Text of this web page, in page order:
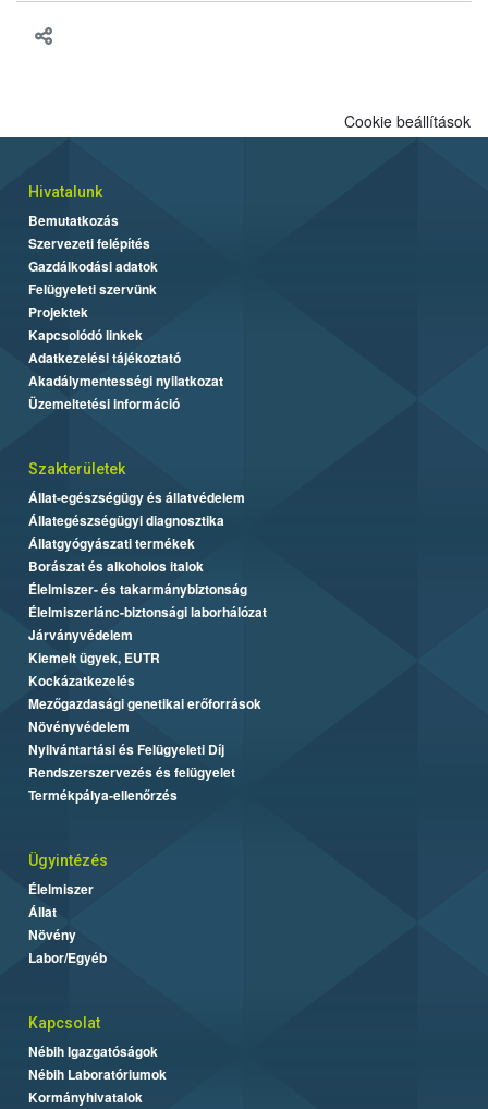
Cookie beállítások
Hivatalunk
Bemutatkozás
Szervezeti felépítés
Gazdálkodási adatok
Felügyeleti szervünk
Projektek
Kapcsolódó linkek
Adatkezelési tájékoztató
Akadálymentességi nyilatkozat
Üzemeltetési információ
Szakterületek
Állat-egészségügy és állatvédelem
Állategészségügyi diagnosztika
Állatgyógyászati termékek
Borászat és alkoholos italok
Élelmiszer- és takarmánybiztonság
Élelmiszerlánc-biztonsági laborhálózat
Járványvédelem
Kiemelt ügyek, EUTR
Kockázatkezelés
Mezőgazdasági genetikai erőforrások
Növényvédelem
Nyilvántartási és Felügyeleti Díj
Rendszerszervezés és felügyelet
Termékpálya-ellenőrzés
Ügyintézés
Élelmiszer
Állat
Növény
Labor/Egyéb
Kapcsolat
Nébih Igazgatóságok
Nébih Laboratóriumok
Kormányhivatalok